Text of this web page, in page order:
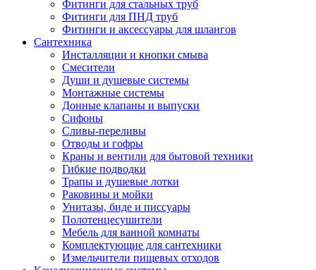
Фитинги для стальных труб
Фитинги для ПНД труб
Фитинги и аксессуары для шлангов
Сантехника
Инсталляции и кнопки смыва
Смесители
Души и душевые системы
Монтажные системы
Донные клапаны и выпуски
Сифоны
Сливы-переливы
Отводы и гофры
Краны и вентили для бытовой техники
Гибкие подводки
Трапы и душевые лотки
Раковины и мойки
Унитазы, биде и писсуары
Полотенцесушители
Мебель для ванной комнаты
Комплектующие для сантехники
Измельчители пищевых отходов